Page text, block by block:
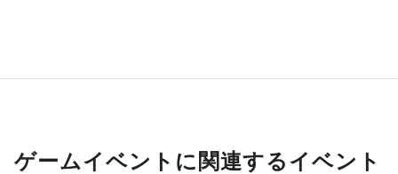
ゲームイベントに関連するイベント